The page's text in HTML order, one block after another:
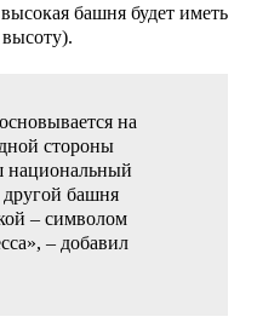
башня будет иметь
на
стороны
национальный
другой башня
– символом
– добавил